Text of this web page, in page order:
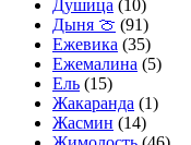
Душица (10)
Дыня 🍈 (91)
Ежевика (35)
Ежемалина (5)
Ель (15)
Жакаранда (1)
Жасмин (14)